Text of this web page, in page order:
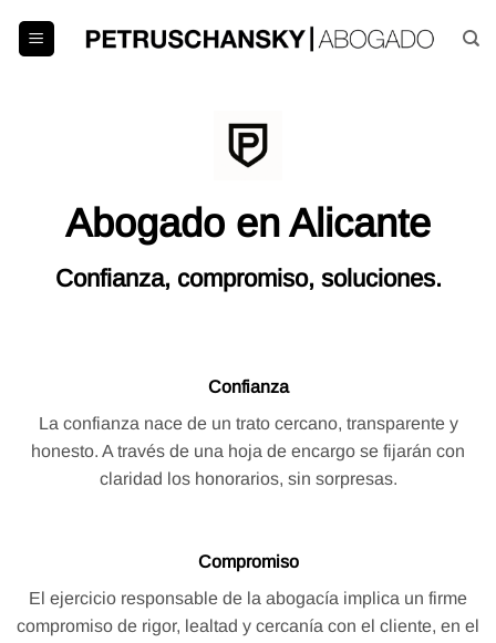
Abogado en Alicante
Confianza, compromiso, soluciones.
Confianza
La confianza nace de un trato cercano, transparente y
honesto. A través de una hoja de encargo se fijarán con
claridad los honorarios, sin sorpresas.
Compromiso
El ejercicio responsable de la abogacía implica un firme
compromiso de rigor, lealtad y cercanía con el cliente, en el